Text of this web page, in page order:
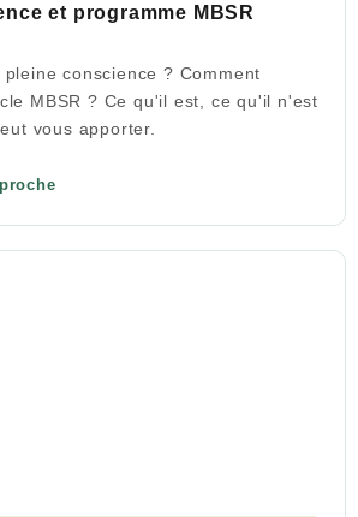
et programme MBSR
conscience ? Comment
MBSR ? Ce qu'il est, ce qu'il n'est
vous apporter.